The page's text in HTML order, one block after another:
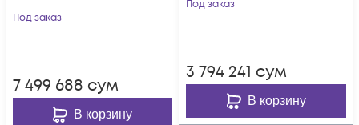
Под заказ
7 499 688 сум
В корзину
Под заказ
3 794 241 сум
В корзину